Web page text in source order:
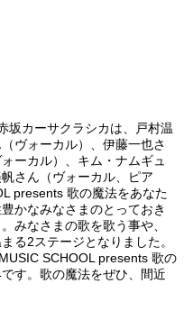
坂カーサクラシカは、戸村温
ヴォーカル）、伊藤一也さ
ーカル）、キム・ナムギュ
さん（ヴォーカル、ピア
presents 歌の魔法をあなた
かなみなさまのとっておき
みなさまの歌を歌う事や、
る2ステージとなりました。
SCHOOL presents 歌の
す。歌の魔法をぜひ、間近